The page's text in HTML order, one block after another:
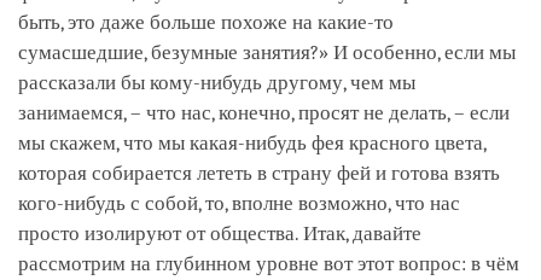
быть, это даже больше похоже на какие-то
сумасшедшие, безумные занятия?» И особенно, если мы
рассказали бы кому-нибудь другому, чем мы
занимаемся, – что нас, конечно, просят не делать, – если
мы скажем, что мы какая-нибудь фея красного цвета,
которая собирается лететь в страну фей и готова взять
кого-нибудь с собой, то, вполне возможно, что нас
просто изолируют от общества. Итак, давайте
рассмотрим на глубинном уровне вот этот вопрос: в чём